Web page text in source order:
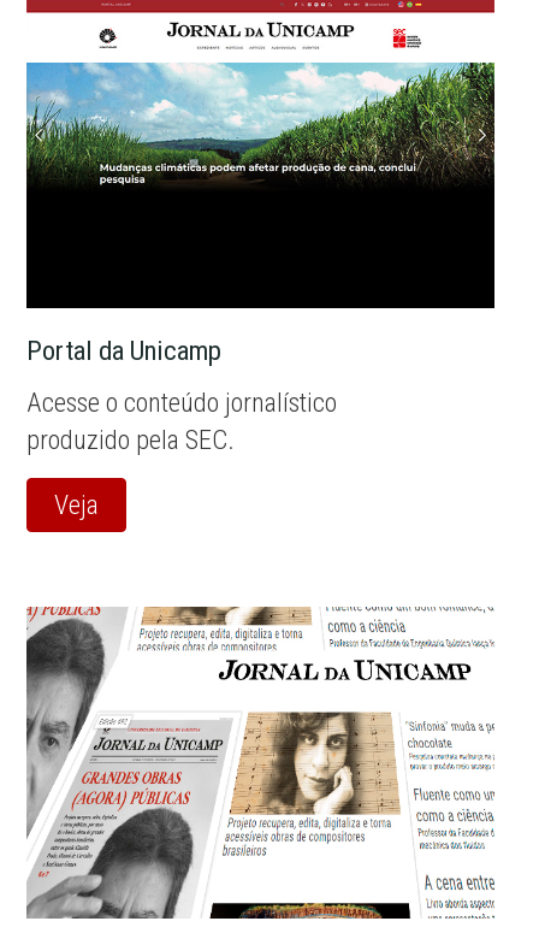
Portal da Unicamp
Acesse o conteúdo jornalístico
produzido pela SEC.
Veja